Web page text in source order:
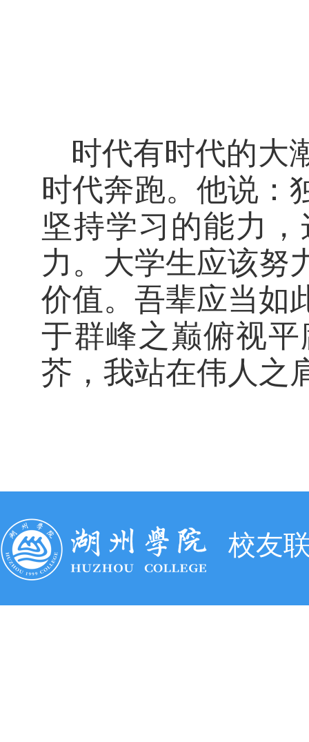
时代有时代的大
时代奔跑。他说：
坚持学习的能力
力。大学生应该努
价值。吾辈应当如
于群峰之巅俯视
芥，我站在伟人之
校友